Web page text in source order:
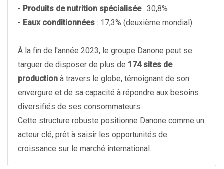
- Produits de nutrition spécialisée: 30,8%
- Eaux conditionnées : 17,3% (deuxième mondial)
À la fin de l'année 2023, le groupe Danone peut se
targuer de disposer de plus de 174 sites de
production à travers le globe, témoignant de son
envergure et de sa capacité à répondre aux besoins
diversifiés de ses consommateurs.
Cette structure robuste positionne Danone comme un
acteur clé, prêt à saisir les opportunités de
croissance sur le marché international.